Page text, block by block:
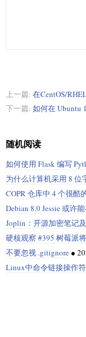
上一篇: 在CentOS/
下一篇: 如何在 Ubuntu
随机阅读
如何使用 Flask 编写
为什么计算机采用 8 位
COPR 仓库中 4 个很酷
Debian 8.0 Jessie 或许
Joplin：开源加密笔记
硬核观察 #395 树莓派
不要忽视 .gitignore ●
Linux中命令链接操作